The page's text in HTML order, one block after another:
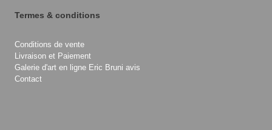
Termes & conditions
Conditions de vente
Livraison et Paiement
Galerie d'art en ligne Eric Bruni avis
Contact